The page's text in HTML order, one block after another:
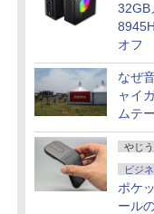
32GB
オフ
なぜ
ャイ
ムテ
やじ
ビジ
ポケ
ール